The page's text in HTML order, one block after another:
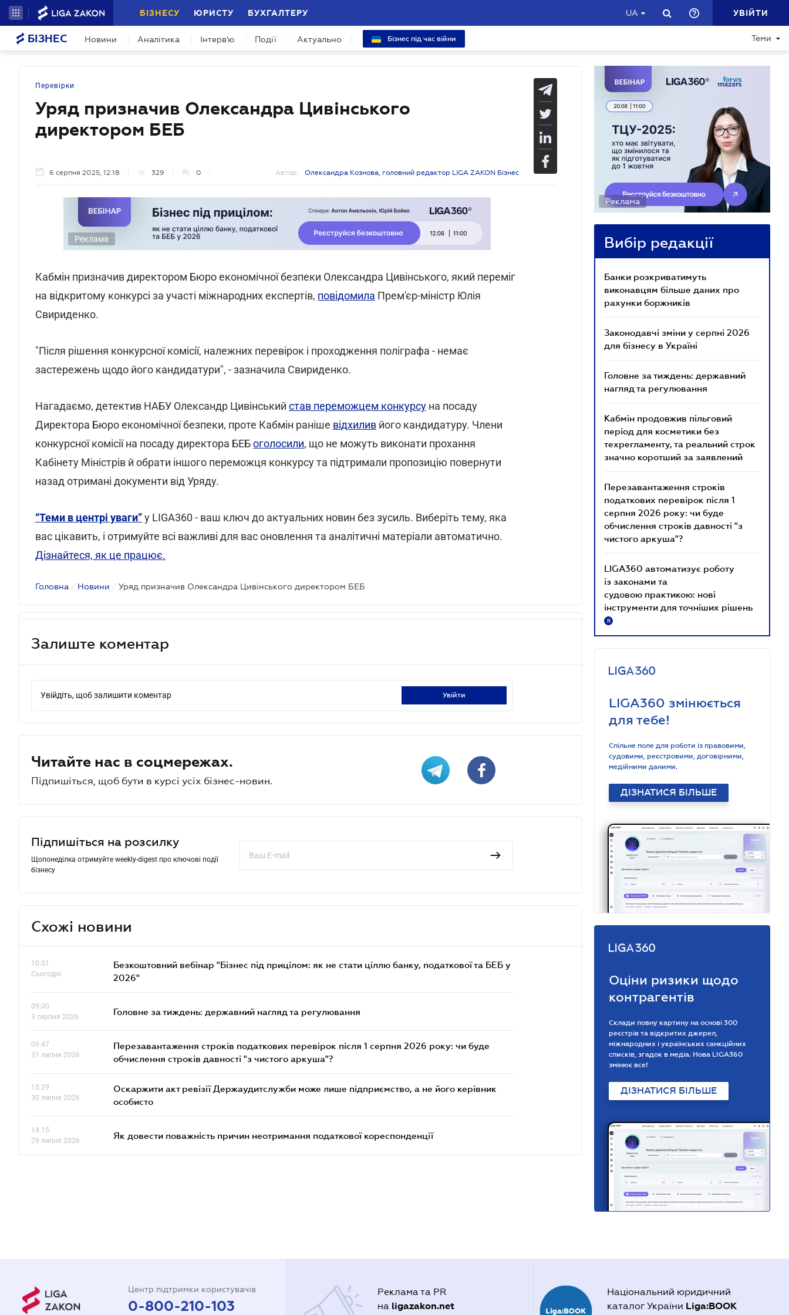
БІЗНЕСУ ЮРИСТУ БУХГАЛТЕРУ UA УВІЙТИ
БІЗНЕС Новини Аналітика Інтерв'ю Події Актуально Бізнес під час війни Теми
Перевірки
Уряд призначив Олександра Цивінського
директором БЕБ
6 серпня 2025, 12:18 329 0 Автор: Олександра Кознова, головний редактор LIGA ZAKON Бізнес
Реклама
Кабмін призначив директором Бюро економічної безпеки Олександра Цивінського, який переміг
на відкритому конкурсі за участі міжнародних експертів, повідомила Прем'єр-міністр Юлія
Свириденко.
"Після рішення конкурсної комісії, належних перевірок і проходження поліграфа - немає
застережень щодо його кандидатури", - зазначила Свириденко.
Нагадаємо, детектив НАБУ Олександр Цивінський став переможцем конкурсу на посаду
Директора Бюро економічної безпеки, проте Кабмін раніше відхилив його кандидатуру. Члени
конкурсної комісії на посаду директора БЕБоголосили, що не можуть виконати прохання
Кабінету Міністрів й обрати іншого переможця конкурсу та підтримали пропозицію повернути
назад отримані документи від Уряду.
“Теми в центрі уваги”у LIGA360 - ваш ключ до актуальних новин без зусиль. Виберіть тему, яка
вас цікавить, і отримуйте всі важливі для вас оновлення та аналітичні матеріали автоматично.
Дізнайтеся, як це працює.
Головна / Новини / Уряд призначив Олександра Цивінського директором БЕБ
Залиште коментар
Увійдіть, щоб залишити коментар увійти
Читайте нас в соцмережах.
Підпишіться, щоб бути в курсі усіх бізнес-новин.
Підпишіться на розсилку
Щопонеділка отримуйте weekly-digest про ключові події
бізнесу
Схожі новини
10.01
Сьогодні
Безкоштовний вебінар "Бізнес під прицілом: як не стати ціллю банку, податкової та БЕБ у
2026"
09.00
3 серпня 2026
Головне за тиждень: державний нагляд та регулювання
09.47
31 липня 2026
Перезавантаження строків податкових перевірок після 1 серпня 2026 року: чи буде
обчислення строків давності "з чистого аркуша"?
15.29
30 липня 2026
Оскаржити акт ревізії Держаудитслужби може лише підприємство, а не його керівник
особисто
14.15
29 липня 2026
Як довести поважність причин неотримання податкової кореспонденції
Реклама
Вибір редакції
Банки розкриватимуть
виконавцям більше даних про
рахунки боржників
Законодавчі зміни у серпні 2026
для бізнесу в Україні
Головне за тиждень: державний
нагляд та регулювання
Кабмін продовжив пільговий
період для косметики без
техрегламенту, та реальний строк
значно коротший за заявлений
Перезавантаження строків
податкових перевірок після 1
серпня 2026 року: чи буде
обчислення строків давності "з
чистого аркуша"?
LIGA360 автоматизує роботу
із законами та
судовою практикою: нові
інструменти для точніших рішень
R
LIGA360 змінюється
для тебе!
Спільне поле для роботи із правовими,
судовими, реєстровими, договірними,
медійними даними.
ДІЗНАТИСЯ БІЛЬШЕ
Оціни ризики щодо
контрагентів
Склади повну картину на основі 300
реєстрів та відкритих джерел,
міжнародних і українських санкційних
списків, згадок в медіа. Нова LIGA360
змінює все!
ДІЗНАТИСЯ БІЛЬШЕ
Центр підтримки користувачів
0-800-210-103
Реклама та PR
на ligazakon.net
Національний юридичний
каталог України Liga:BOOK